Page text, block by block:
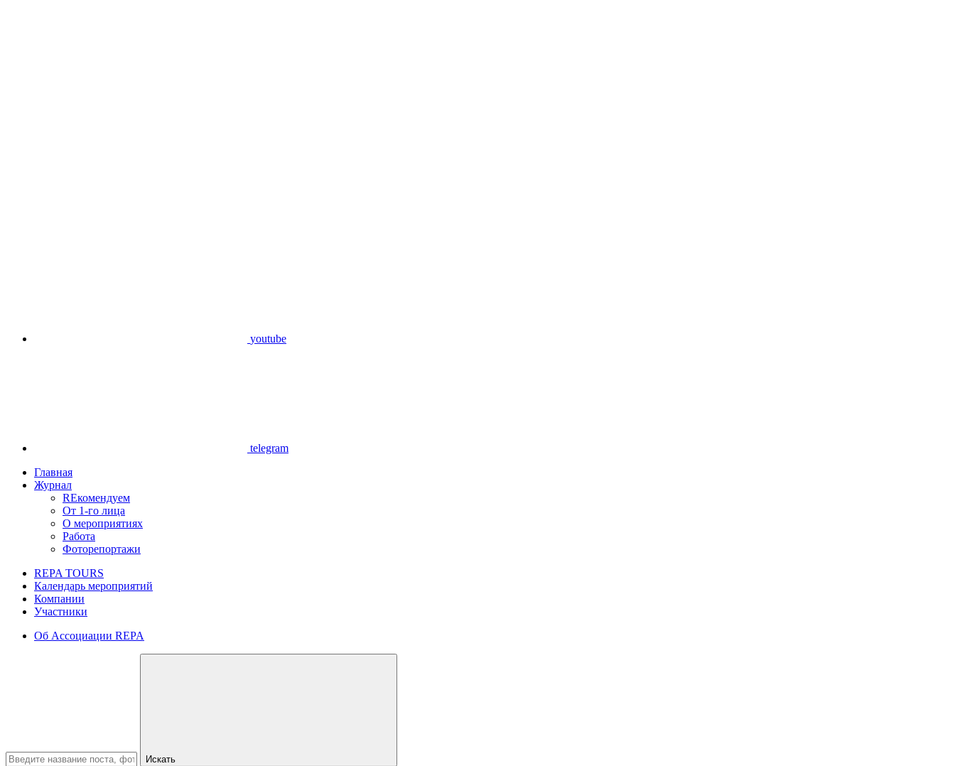
youtube
telegram
Главная
Журнал
REкомендуем
От 1-го лица
О мероприятиях
Работа
Фоторепортажи
REPA TOURS
Календарь мероприятий
Компании
Участники
Об Ассоциации REPA
Искать